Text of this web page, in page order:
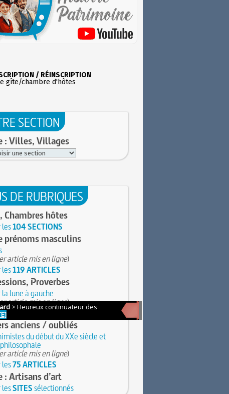
/ RÉINSCRIPTION
gîte/chambre d'hôtes
SECTION
: Villes, Villages
DE RUBRIQUES
Chambres hôtes
les104 SECTIONS
prénoms masculins
article mis en ligne)
les119 ARTICLES
Proverbes
la lune à gauche
article mis en ligne)
621 ARTICLES
anciens / oubliés
du début du XXe siècle et
article mis en ligne)
les75 ARTICLES
: Artisans d’art
lesSITESsélectionnés